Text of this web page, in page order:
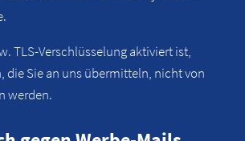
TLS-Verschlüsselung aktiviert ist,
die Sie an uns übermitteln, nicht von
werden.